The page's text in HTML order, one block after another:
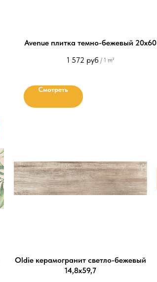
Avenue плитка темно-бежевый 20х60
1 572 руб / 1 m²
Смотреть
Oldie керамогранит светло-бежевый
14,8х59,7